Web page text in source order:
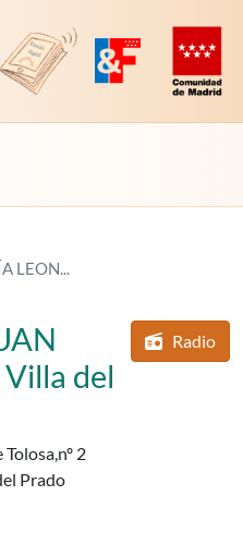
Revista Digital de EducaMadrid
Plataforma de
LEON...
Radio
del
2
Prado